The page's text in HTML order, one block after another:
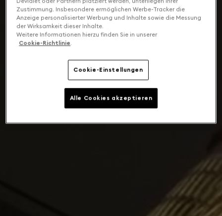
Zustimmung. Insbesondere ermöglichen Werbe-Tracker die
Anzeige personalisierter Werbung und Inhalte sowie die Messung
der Wirksamkeit dieser Inhalte.
Weitere Informationen hierzu finden Sie in unserer
Cookie-Richtlinie.
Cookie-Einstellungen
Alle Cookies akzeptieren